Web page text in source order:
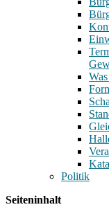
Politik
Seiteninhalt